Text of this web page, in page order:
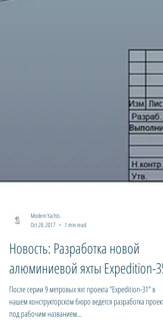
Modern Yachts
1 min read
Новость: Разработка новой
алюминиевой яхты Expedition-35
После серии 9 метровых яхт проекта "Expedition-31" в